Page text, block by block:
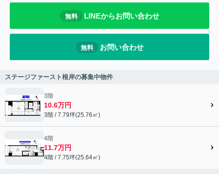
無料 LINEからお問い合わせ
無料 お問い合わせ
ステージファースト根岸の募集中物件
3階
10.6万円
3階 / 7.79坪(25.76㎡)
4階
11.7万円
4階 / 7.75坪(25.64㎡)